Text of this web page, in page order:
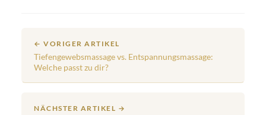
← VORIGER ARTIKEL
Tiefengewebsmassage vs. Entspannungsmassage:
Welche passt zu dir?
NÄCHSTER ARTIKEL →